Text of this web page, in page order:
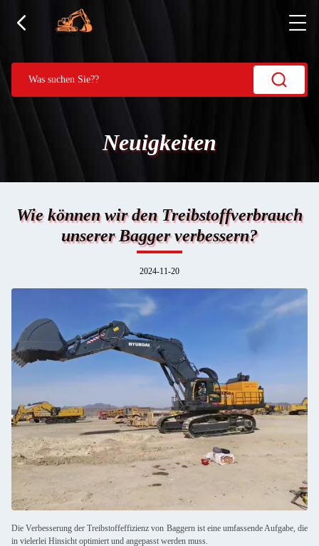
Neuigkeiten
Wie können wir den Treibstoffverbrauch
unserer Bagger verbessern?
2024-11-20
Die Verbesserung der Treibstoffeffizienz von Baggern ist eine umfassende Aufgabe, die
in vielerlei Hinsicht optimiert und angepasst werden muss.